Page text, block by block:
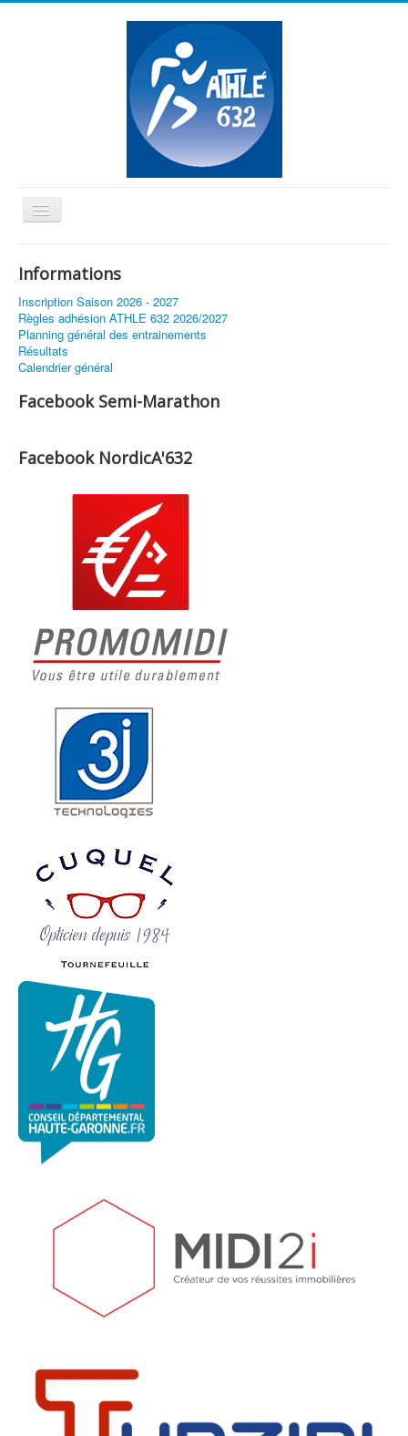
Basculer
la
Vous êtes ici :
Informations
Inscription Saison 2026 - 2027
Règles adhésion ATHLE 632 2026/2027
Planning général des entrainements
Résultats
Calendrier général
Facebook Semi-Marathon
Facebook NordicA'632